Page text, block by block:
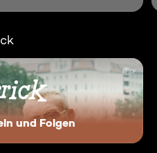
und Folgen